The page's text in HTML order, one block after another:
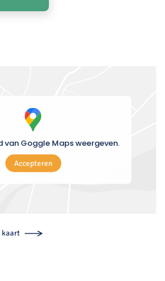
van Goggle Maps weergeven.
Accepteren
kaart